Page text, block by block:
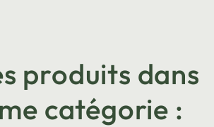
produits dans
catégorie :